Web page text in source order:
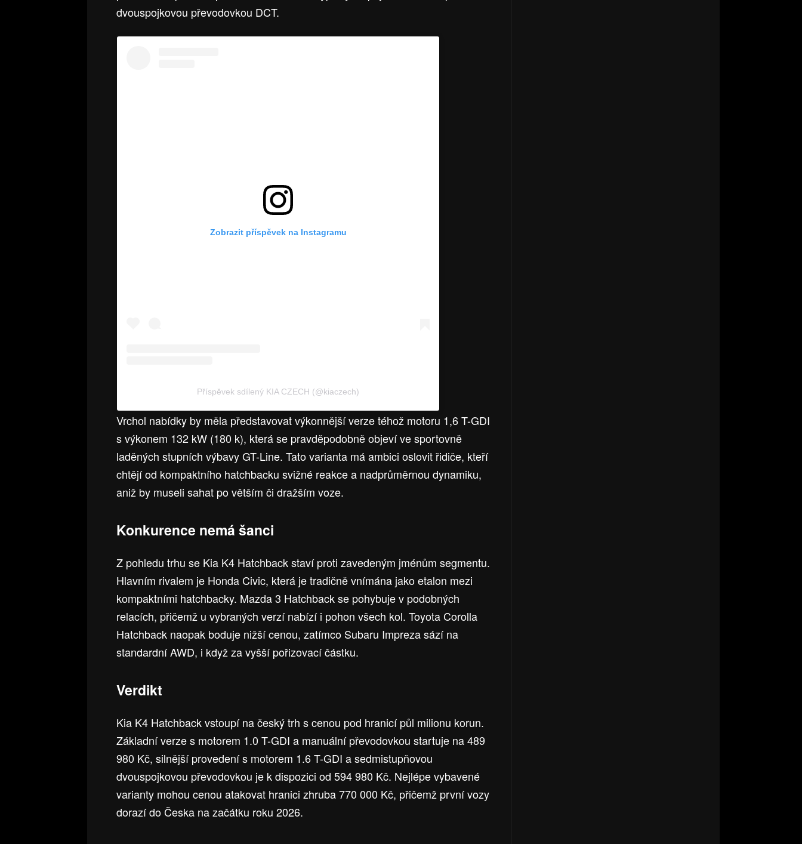
dvouspojkovou převodovkou DCT.
Zobrazit příspěvek na Instagramu
Příspěvek sdílený KIA CZECH (@kiaczech)
Vrchol nabídky by měla představovat výkonnější verze téhož motoru 1,6 T-GDI
s výkonem 132 kW (180 k), která se pravděpodobně objeví ve sportovně
laděných stupních výbavy GT-Line. Tato varianta má ambici oslovit řidiče, kteří
chtějí od kompaktního hatchbacku svižné reakce a nadprůměrnou dynamiku,
aniž by museli sahat po větším či dražším voze.
Konkurence nemá šanci
Z pohledu trhu se Kia K4 Hatchback staví proti zavedeným jménům segmentu.
Hlavním rivalem je Honda Civic, která je tradičně vnímána jako etalon mezi
kompaktními hatchbacky. Mazda 3 Hatchback se pohybuje v podobných
relacích, přičemž u vybraných verzí nabízí i pohon všech kol. Toyota Corolla
Hatchback naopak boduje nižší cenou, zatímco Subaru Impreza sází na
standardní AWD, i když za vyšší pořizovací částku.
Verdikt
Kia K4 Hatchback vstoupí na český trh s cenou pod hranicí půl milionu korun.
Základní verze s motorem 1.0 T-GDI a manuální převodovkou startuje na 489
980 Kč, silnější provedení s motorem 1.6 T-GDI a sedmistupňovou
dvouspojkovou převodovkou je k dispozici od 594 980 Kč. Nejlépe vybavené
varianty mohou cenou atakovat hranici zhruba 770 000 Kč, přičemž první vozy
dorazí do Česka na začátku roku 2026.